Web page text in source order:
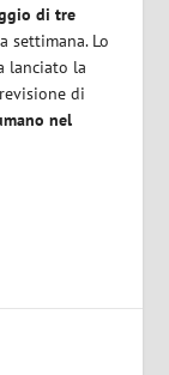
di tre
settimana. Lo
lanciato la
di
nel